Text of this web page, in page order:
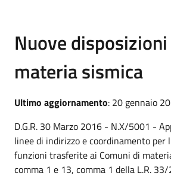
Nuove
materia sismica
Ultimo aggiornamento: 20 gennaio
D.G.R. 30 Marzo 2016 - N.X/5001 -
linee di indirizzo e coordinamento per
funzioni trasferite ai Comuni di
comma 1 e 13, comma 1 della L.R.